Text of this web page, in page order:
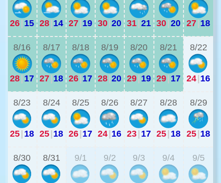
26| 15 28|14 27|19 30|20 31|21 30|20 27|18
8/16
28| 17
8/17
27|18
8/18
26|17
8/19
28|20
8/20
29| 19
8/21
29| 17
8/22
24|16
8/23
25| 18
8/24
25|18
8/25
26|17
8/26
24|16
8/27
23| 17
8/28
25| 18
8/29
25|18
8/30 8/31 9/1 9/2 9/3 9/4 9/5